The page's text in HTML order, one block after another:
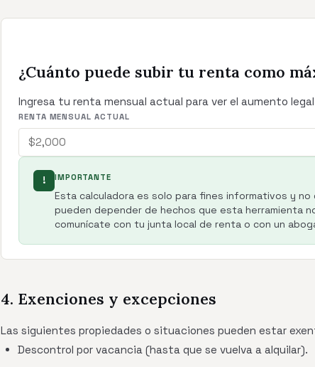
¿Cuánto puede subir tu renta como
Ingresa tu renta mensual actual para ver el aumento
RENTA MENSUAL ACTUAL
! IMPORTANTE
Esta calculadora es solo para fines informativos y
pueden depender de hechos que esta herramienta
comunícate con tu junta local de renta o con un
4. Exenciones y excepciones
Las siguientes propiedades o situaciones pueden estar
Descontrol por vacancia (hasta que se vuelva a alquilar).